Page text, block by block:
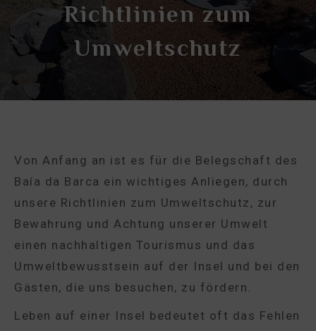
Richtlinien zum
Umweltschutz
Von Anfang an ist es für die Belegschaft des
Baía da Barca ein wichtiges Anliegen, durch
unsere Richtlinien zum Umweltschutz, zur
Bewahrung und Achtung unserer Umwelt
einen nachhaltigen Tourismus und das
Umweltbewusstsein auf der Insel und bei den
Gästen, die uns besuchen, zu fördern.
Leben auf einer Insel bedeutet oft das Fehlen